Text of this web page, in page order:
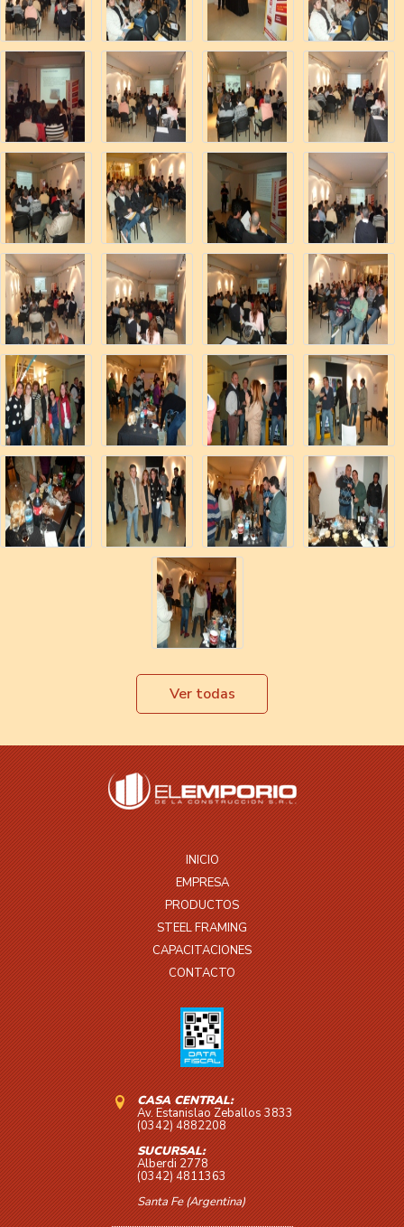
Ver todas
INICIO
EMPRESA
PRODUCTOS
STEEL FRAMING
CAPACITACIONES
CONTACTO
CASA CENTRAL:
Av. Estanislao Zeballos 3833
(0342) 4882208
SUCURSAL:
Alberdi 2778
(0342) 4811363
Santa Fe (Argentina)